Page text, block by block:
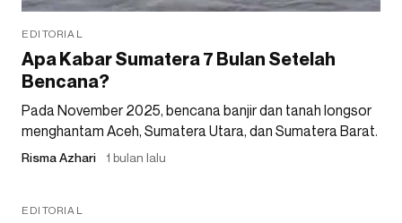
EDITORIAL
Apa Kabar Sumatera 7 Bulan Setelah
Bencana?
Pada November 2025, bencana banjir dan tanah longsor
menghantam Aceh, Sumatera Utara, dan Sumatera Barat.
Risma Azhari 1 bulan lalu
EDITORIAL